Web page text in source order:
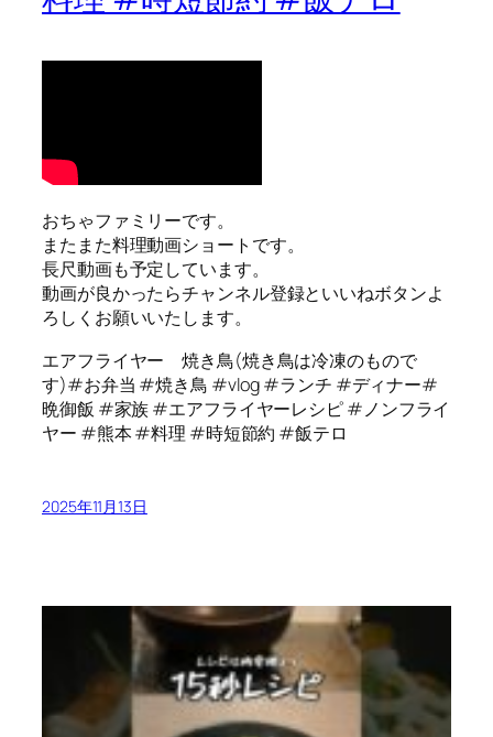
おちゃファミリーです。
またまた料理動画ショートです。
長尺動画も予定しています。
動画が良かったらチャンネル登録といいねボタンよ
ろしくお願いいたします。
エアフライヤー 焼き鳥(焼き鳥は冷凍のもので
す)#お弁当 #焼き鳥 #vlog #ランチ #ディナー#
晩御飯 #家族 #エアフライヤーレシピ #ノンフライ
ヤー #熊本 #料理 #時短節約 #飯テロ
2025年11月13日